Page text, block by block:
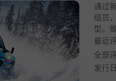
通过
组员
型。
最近
全部
发行